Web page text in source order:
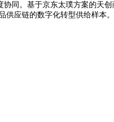
同。基于京东太璞方案的天
应链的数字化转型供给样本。